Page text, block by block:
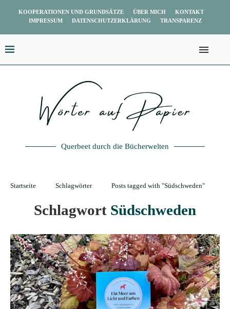
KOOPERATIONEN UND GRUNDSÄTZE ÜBER MICH
KONTAKT
IMPRESSUM
DATENSCHUTZERKLÄRUNG TRANSPARENZ
Querbeet durch die Bücherwelten
Startseite Schlagwörter Posts tagged with "Südschweden"
Schlagwort Südschweden